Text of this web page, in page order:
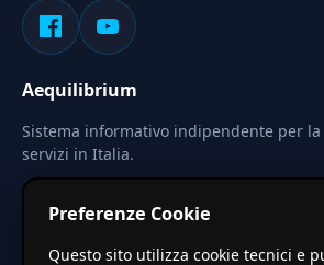
Aequilibrium
Sistema informativo indipendente per
servizi in Italia.
Le stime pubblicate sono calcolate
Preferenze Cookie
Questo sito utilizza cookie tecnici e